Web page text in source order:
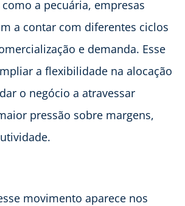
a pecuária, empresas
a contar com diferentes ciclos
e demanda. Esse
a flexibilidade na alocação
o negócio a atravessar
pressão sobre margens,
movimento aparece nos